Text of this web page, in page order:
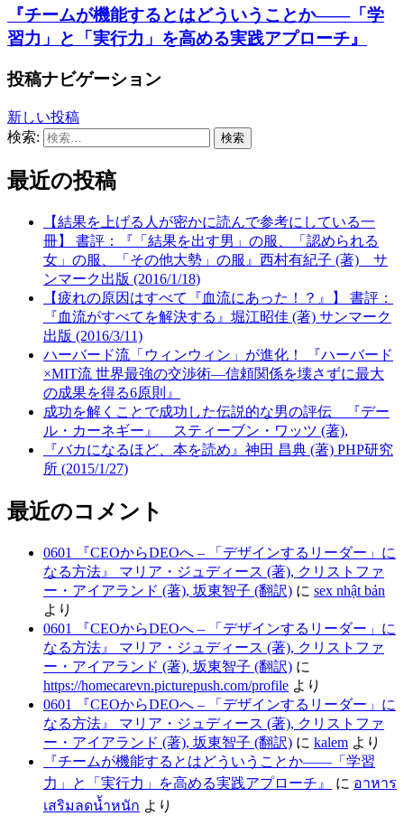
『チームが機能するとはどういうことか――「学
習力」と「実行力」を高める実践アプローチ』
投稿ナビゲーション
新しい投稿
検索:
最近の投稿
【結果を上げる人が密かに読んで参考にしている一
冊】 書評：『「結果を出す男」の服、「認められる
女」の服、「その他大勢」の服』西村有紀子 (著) サ
ンマーク出版 (2016/1/18)
【疲れの原因はすべて『血流にあった！？』】 書評：
『血流がすべてを解決する』堀江昭佳 (著) サンマーク
出版 (2016/3/11)
ハーバード流「ウィンウィン」が進化！ 『ハーバード
×MIT流 世界最強の交渉術—信頼関係を壊さずに最大
の成果を得る6原則』
成功を解くことで成功した伝説的な男の評伝 『デー
ル・カーネギー』 スティーブン・ワッツ (著),
『バカになるほど、本を読め』神田 昌典 (著) PHP研究
所 (2015/1/27)
最近のコメント
0601 『CEOからDEOへ – 「デザインするリーダー」に
なる方法』 マリア・ジュディース (著), クリストファ
ー・アイアランド (著), 坂東智子 (翻訳) に sex nhật bản
より
0601 『CEOからDEOへ – 「デザインするリーダー」に
なる方法』 マリア・ジュディース (著), クリストファ
ー・アイアランド (著), 坂東智子 (翻訳) に
https://homecarevn.picturepush.com/profile より
0601 『CEOからDEOへ – 「デザインするリーダー」に
なる方法』 マリア・ジュディース (著), クリストファ
ー・アイアランド (著), 坂東智子 (翻訳) に kalem より
『チームが機能するとはどういうことか――「学習
力」と「実行力」を高める実践アプローチ』
に อาหาร
เสริมลดน้ำหนัก より